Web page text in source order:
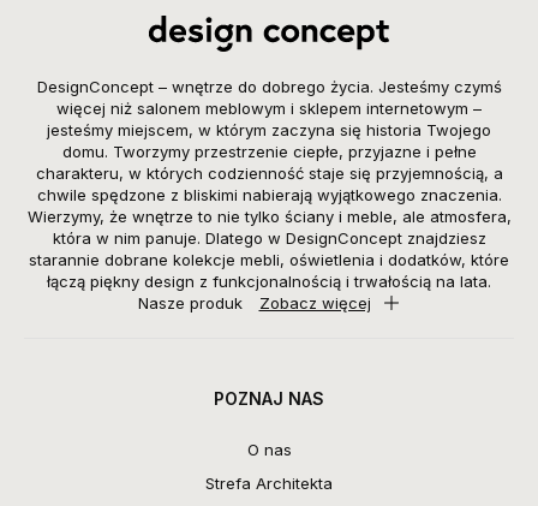
DesignConcept – wnętrze do dobrego życia. Jesteśmy czymś
więcej niż salonem meblowym i sklepem internetowym –
jesteśmy miejscem, w którym zaczyna się historia Twojego
domu. Tworzymy przestrzenie ciepłe, przyjazne i pełne
charakteru, w których codzienność staje się przyjemnością, a
chwile spędzone z bliskimi nabierają wyjątkowego znaczenia.
Wierzymy, że wnętrze to nie tylko ściany i meble, ale atmosfera,
która w nim panuje. Dlatego w DesignConcept znajdziesz
starannie dobrane kolekcje mebli, oświetlenia i dodatków, które
łączą piękny design z funkcjonalnością i trwałością na lata.
Nasze produk
Zobacz więcej
POZNAJ NAS
O nas
Strefa Architekta